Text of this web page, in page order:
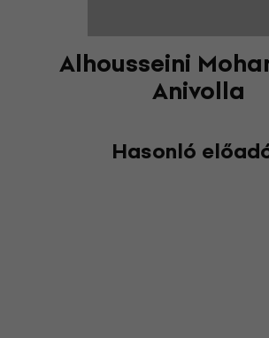
Alhousseini
Anivolla
Hasonló